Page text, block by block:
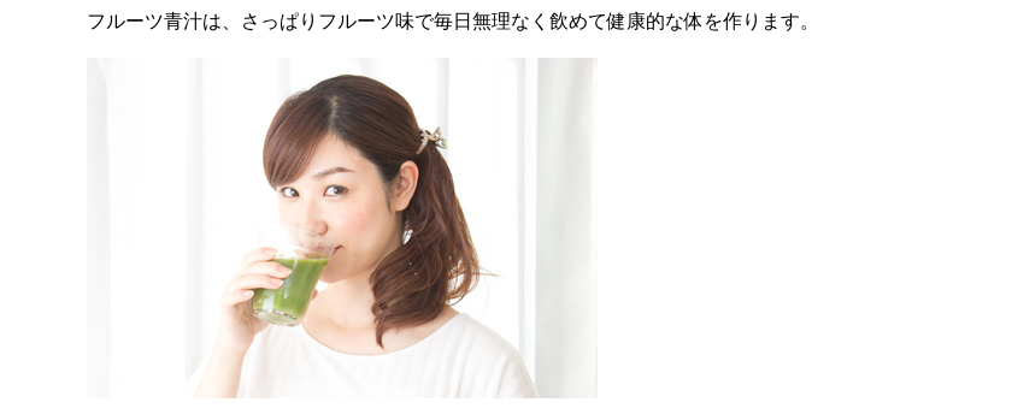
フルーツ青汁は、さっぱりフルーツ味で毎日無理なく飲めて健康的な体を作ります。